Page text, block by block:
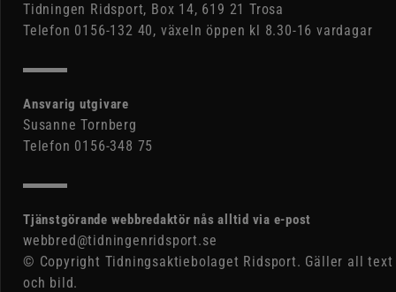
Tidningen Ridsport, Box 14, 619 21 Trosa
Telefon 0156-132 40, växeln öppen kl 8.30-16 vardagar
Ansvarig utgivare
Susanne Tornberg
Telefon 0156-348 75
Tjänstgörande webbredaktör nås alltid via e-post
webbred@tidningenridsport.se
© Copyright Tidningsaktiebolaget Ridsport. Gäller all text
och bild.